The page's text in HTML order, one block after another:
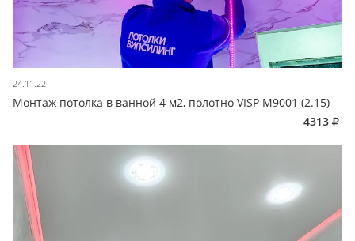
24.11.22
Монтаж потолка в ванной 4 м2, полотно VISP M9001 (2.15)
4313